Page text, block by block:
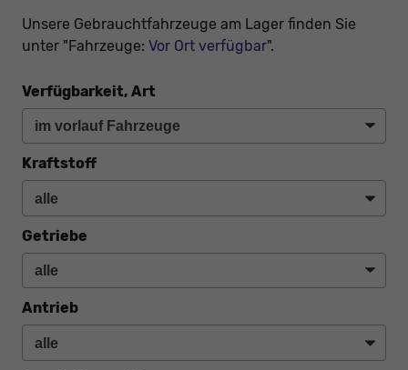
Unsere Gebrauchtfahrzeuge am Lager finden Sie
unter "Fahrzeuge: Vor Ort verfügbar".
Verfügbarkeit, Art
Kraftstoff
Getriebe
Antrieb